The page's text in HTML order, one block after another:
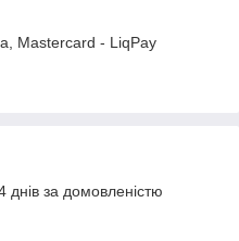
Mastercard - LiqPay
за домовленістю